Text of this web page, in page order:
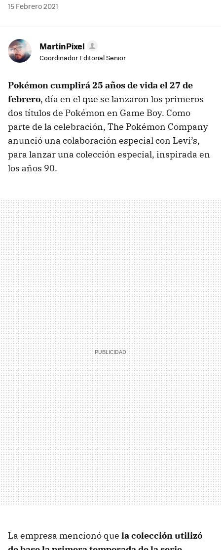
15 Febrero 2021
MartinPixel
Coordinador Editorial Senior
Pokémon cumplirá 25 años de vida el 27 de
febrero, día en el que se lanzaron los primeros
dos títulos de Pokémon en Game Boy. Como
parte de la celebración, The Pokémon Company
anunció una colaboración especial con Levi’s,
para lanzar una colección especial, inspirada en
los años 90.
La empresa mencionó que la colección utilizó